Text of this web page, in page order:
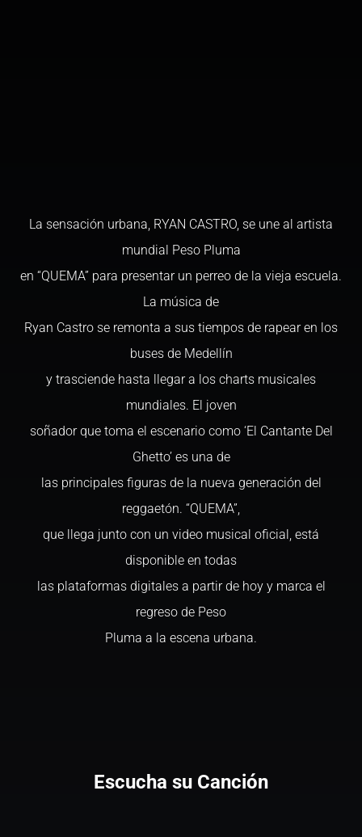
La sensación urbana, RYAN CASTRO, se une al artista
mundial Peso Pluma
en “QUEMA” para presentar un perreo de la vieja escuela.
La música de
Ryan Castro se remonta a sus tiempos de rapear en los
buses de Medellín
y trasciende hasta llegar a los charts musicales
mundiales. El joven
soñador que toma el escenario como ‘El Cantante Del
Ghetto’ es una de
las principales figuras de la nueva generación del
reggaetón. “QUEMA”,
que llega junto con un video musical oficial, está
disponible en todas
las plataformas digitales a partir de hoy y marca el
regreso de Peso
Pluma a la escena urbana.
Escucha su Canción